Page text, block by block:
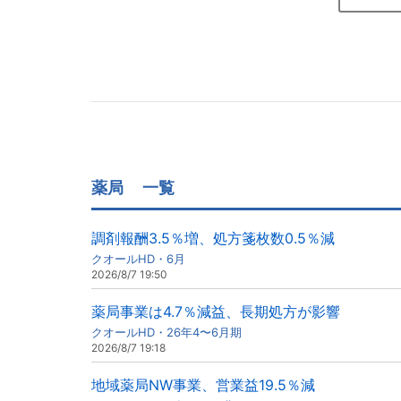
薬局 一覧
調剤報酬3.5％増、処方箋枚数0.5％減
クオールHD・6月
2026/8/7 19:50
薬局事業は4.7％減益、長期処方が影響
クオールHD・26年4〜6月期
2026/8/7 19:18
地域薬局NW事業、営業益19.5％減